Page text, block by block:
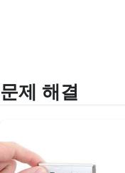
문제 해결